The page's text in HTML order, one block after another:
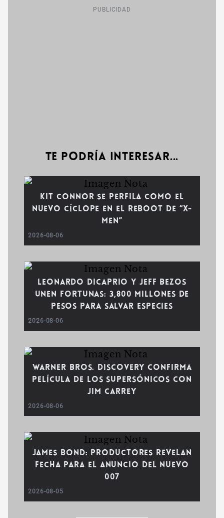
PUBLICIDAD
Te podría interesar...
Kit Connor se perfila como el
nuevo Cíclope en el reboot de “X-
Men”
2026-08-06
Leonardo DiCaprio y Jeff Bezos
unen fortunas: 3,800 millones de
pesos para salvar especies
2026-08-06
Warner Bros. Discovery confirma
película de Los Supersónicos con
Jim Carrey
2026-08-06
James Bond: Productores revelan
fecha para el anuncio del nuevo
007
2026-08-05